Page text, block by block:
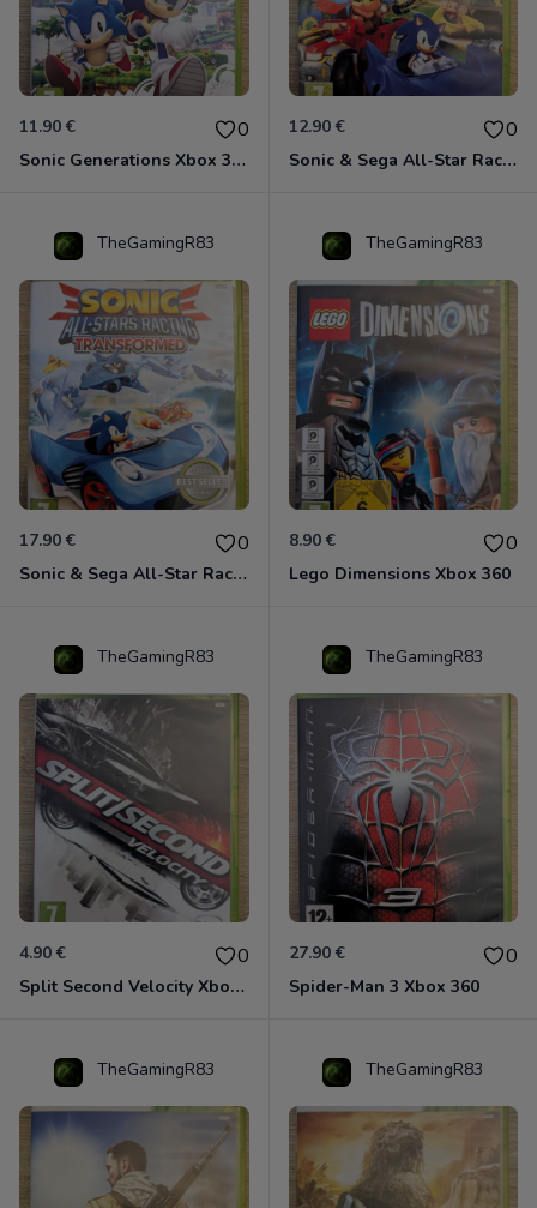
11.90 € 0
Sonic Generations Xbox 360
12.90 € 0
Sonic & Sega All-Star Racing avec Banjo-Kazooie Xbox 360
TheGamingR83
17.90 € 0
Sonic & Sega All-Star Racing - Transformed Xbox 360
TheGamingR83
8.90 € 0
Lego Dimensions Xbox 360
TheGamingR83
4.90 € 0
Split Second Velocity Xbox 360
TheGamingR83
27.90 € 0
Spider-Man 3 Xbox 360
TheGamingR83 TheGamingR83